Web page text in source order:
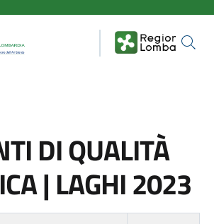
DI QUALITÀ
| LAGHI 2023